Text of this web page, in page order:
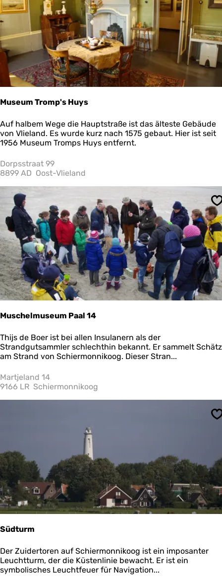
0
Y
o
a
i
r
N
a
u
r
o
e
r
r
Museum Tromp's Huys
M
u
s
u
m
r
m
s
H
u
y
s
Auf halbem Wege die Hauptstraße ist das älteste Gebäude
von Vlieland. Es wurde kurz nach 1575 gebaut. Hier ist seit
1956 Museum Tromps Huys entfernt.
Dorpsstraat 99
8899 AD Oost-Vlieland
Muschelmuseum Paal 14
M
u
s
h
e
m
m
P
a
a
l
1
4
Thijs de Boer ist bei allen Insulanern als der
Strandgutsammler schlechthin bekannt. Er sammelt
am Strand von Schiermonnikoog. Dieser Stran...
Martjeland 14
9166 LR Schiermonnikoog
Südturm
S
ü
d
Der Zuidertoren auf Schiermonnikoog ist ein imposanter
Leuchtturm, der die Küstenlinie bewacht. Er ist ein
symbolisches Leuchtfeuer für Navigation...